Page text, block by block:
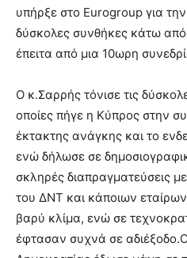
υπήρξε στο Eurogroup για
δύσκολες συνθήκες κάτω από
έπειτα από μια 10ωρη
Ο κ.Σαρρής τόνισε τις
οποίες πήγε η Κύπρος στην
έκτακτης ανάγκης και το
ενώ δήλωσε σε
σκληρές διαπραγματεύσεις
του ΔΝΤ και κάποιων
βαρύ κλίμα, ενώ σε
έφτασαν συχνά σε